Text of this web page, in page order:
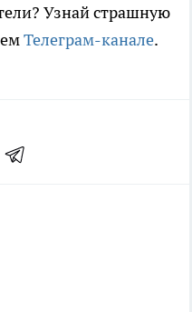
Узнай страшную
Телеграм-канале.